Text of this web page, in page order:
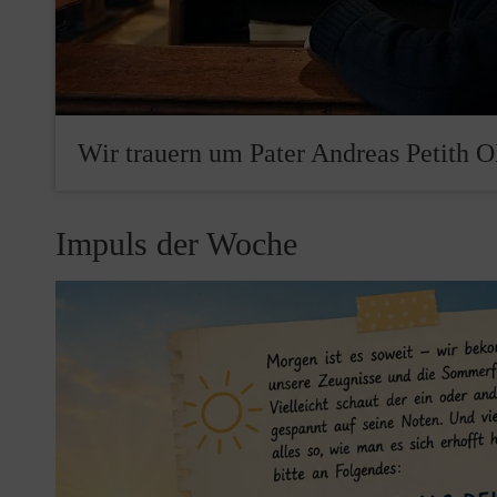
Wir trauern um Pater Andreas Petith
Impuls der Woche